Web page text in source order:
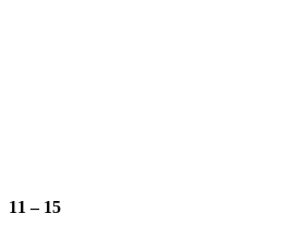
11 – 15